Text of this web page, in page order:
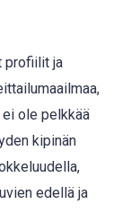
profiilit ja
ei ole pelkkää
kipinän
edellä ja